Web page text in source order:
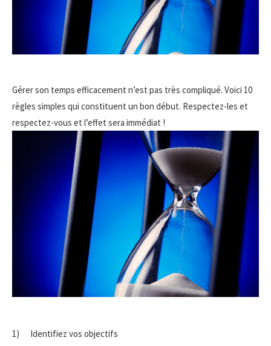
Gérer son temps efficacement n’est pas très compliqué. Voici 10
règles simples qui constituent un bon début. Respectez-les et
respectez-vous et l’effet sera immédiat !
1) Identifiez vos objectifs